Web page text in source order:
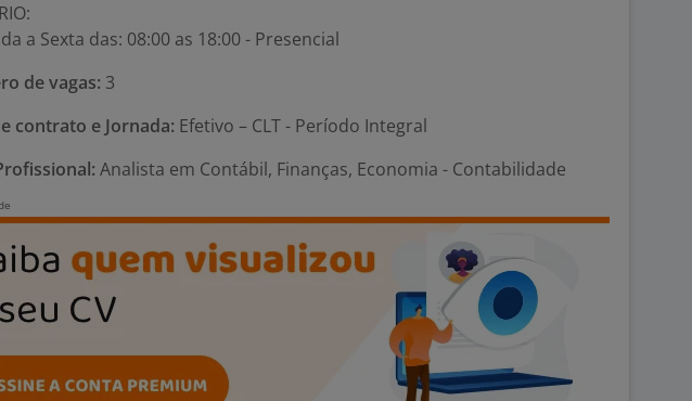
a Sexta das: 08:00 as 18:00 - Presencial
de vagas: 3
contrato e Jornada: Efetivo – CLT - Período Integral
Analista em Contábil, Finanças, Economia - Contabilidade